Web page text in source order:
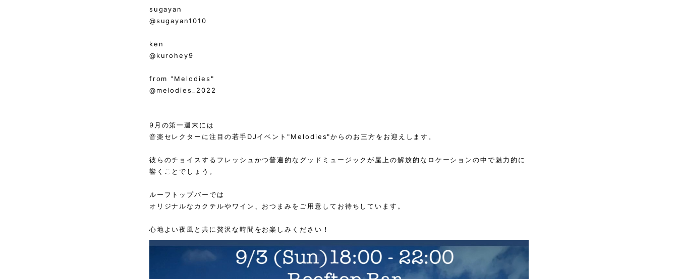
sugayan
@sugayan1010
ken
@kurohey9
from "Melodies"
@melodies_2022
9月の第一週末には
音楽セレクターに注目の若手DJイベント"Melodies"からのお三方をお迎えします。
彼らのチョイスするフレッシュかつ普遍的なグッドミュージックが屋上の解放的なロケーションの中で魅力的に
響くことでしょう。
ルーフトップバーでは
オリジナルなカクテルやワイン、おつまみをご用意してお待ちしています。
心地よい夜風と共に贅沢な時間をお楽しみください！